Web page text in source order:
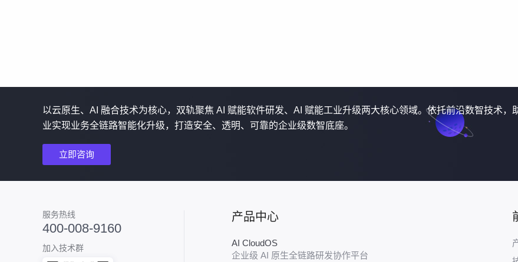
以云原生、AI 融合技术为核心，双轨聚焦 AI 赋能软件研发、AI 赋能工业升级两大核心领域。依托前沿数智技术，
业实现业务全链路智能化升级，打造安全、透明、可靠的企业级数智底座。
立即咨询
服务热线
400-008-9160
加入技术群
产品中心
AI CloudOS
企业级 AI 原生全链路研发协作平台